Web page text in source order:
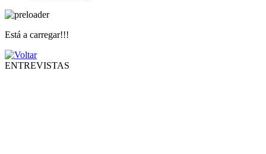
Está a carregar!!!
ENTREVISTAS